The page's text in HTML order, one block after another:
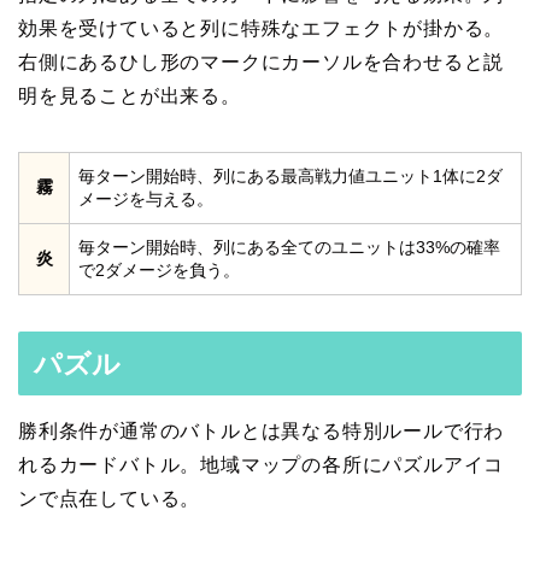
効果を受けていると列に特殊なエフェクトが掛かる。
右側にあるひし形のマークにカーソルを合わせると説
明を見ることが出来る。
霧
毎ターン開始時、列にある最高戦力値ユニット1体に2ダ
メージを与える。
炎
毎ターン開始時、列にある全てのユニットは33%の確率
で2ダメージを負う。
パズル
勝利条件が通常のバトルとは異なる特別ルールで行わ
れるカードバトル。地域マップの各所にパズルアイコ
ンで点在している。